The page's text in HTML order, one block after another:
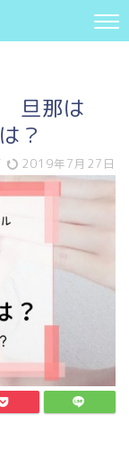
旦那は
？
2019年7月27日